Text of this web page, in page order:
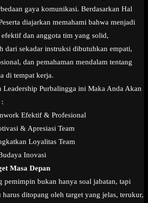
gaya komunikasi. Berdasarkan Hal
diajarkan memahami bahwa menjadi
dan anggota tim yang solid,
dari sekadar instruksi dibutuhkan empati,
dan pemahaman mendalam tentang
di tempat kerja.
Leadership Purbalingga ini Maka Anda Akan
Efektif & Profesional
& Apresiasi Team
Loyalitas Team
Inovasi
Masa Depan
pemimpin bukan hanya soal jabatan, tapi
ditopang oleh target yang jelas, terukur,